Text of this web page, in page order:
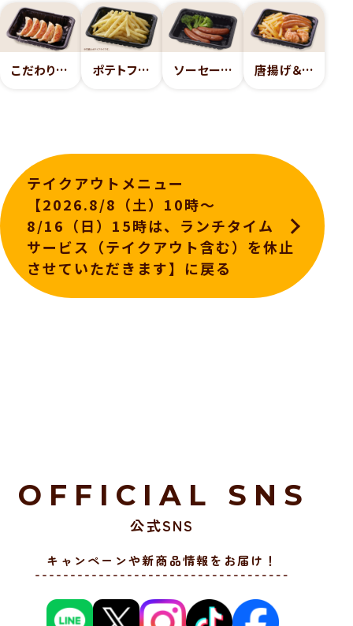
こだわり餃子 ポテトフライ ソーセージ（3本） 唐揚げ＆ソーセージ
テイクアウトメニュー
【2026.8/8（土）10時～
8/16（日）15時は、ランチタイム
サービス（テイクアウト含む）を休止
させていただきます】に戻る
OFFICIAL SNS
公式SNS
キャンペーンや新商品情報をお届け！